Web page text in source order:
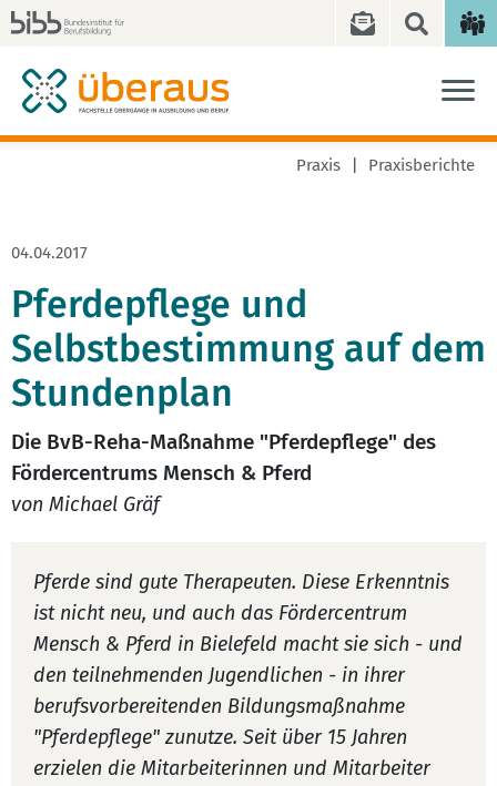
Praxis Praxisberichte
04.04.2017
Pferdepflege und
Selbstbestimmung auf dem
Stundenplan
Die BvB-Reha-Maßnahme "Pferdepflege" des
Fördercentrums Mensch & Pferd
von Michael Gräf
Pferde sind gute Therapeuten. Diese Erkenntnis
ist nicht neu, und auch das Fördercentrum
Mensch & Pferd in Bielefeld macht sie sich - und
den teilnehmenden Jugendlichen - in ihrer
berufsvorbereitenden Bildungsmaßnahme
"Pferdepflege" zunutze. Seit über 15 Jahren
erzielen die Mitarbeiterinnen und Mitarbeiter